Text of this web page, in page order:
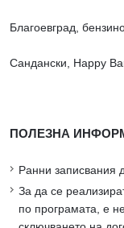
Благоевград,
Сандански, Happy
ПОЛЕЗНА
Ранни записвания
За да се
по програмата, е